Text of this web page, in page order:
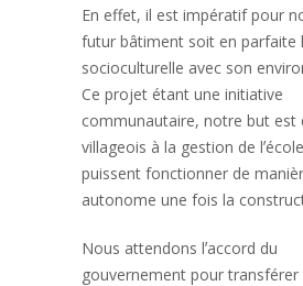
En effet, il est impératifpour
futur bâtiment soit en parfaite
socioculturelle avec son
Ce projet étant une initiative
communautaire, notre but est
villageois à la gestion de lʼécole
puissent fonctionner de
autonome une fois la
Nous attendons lʼaccord du
gouvernement pour transférer